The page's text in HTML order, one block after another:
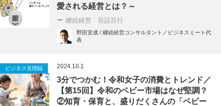
愛される経営とは？～
継続経営 百話百行
野田宜成 / 継続経営コンサルタント／ビジネスミート代
表
ビジネス見聞録 2024.10.1
3分でつかむ！令和女子の消費とトレンド／
【第15回】令和のベビー市場はなぜ堅調？
②知育・保育と、盛りだくさんの「ベビー